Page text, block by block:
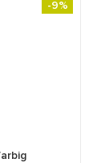
-9%